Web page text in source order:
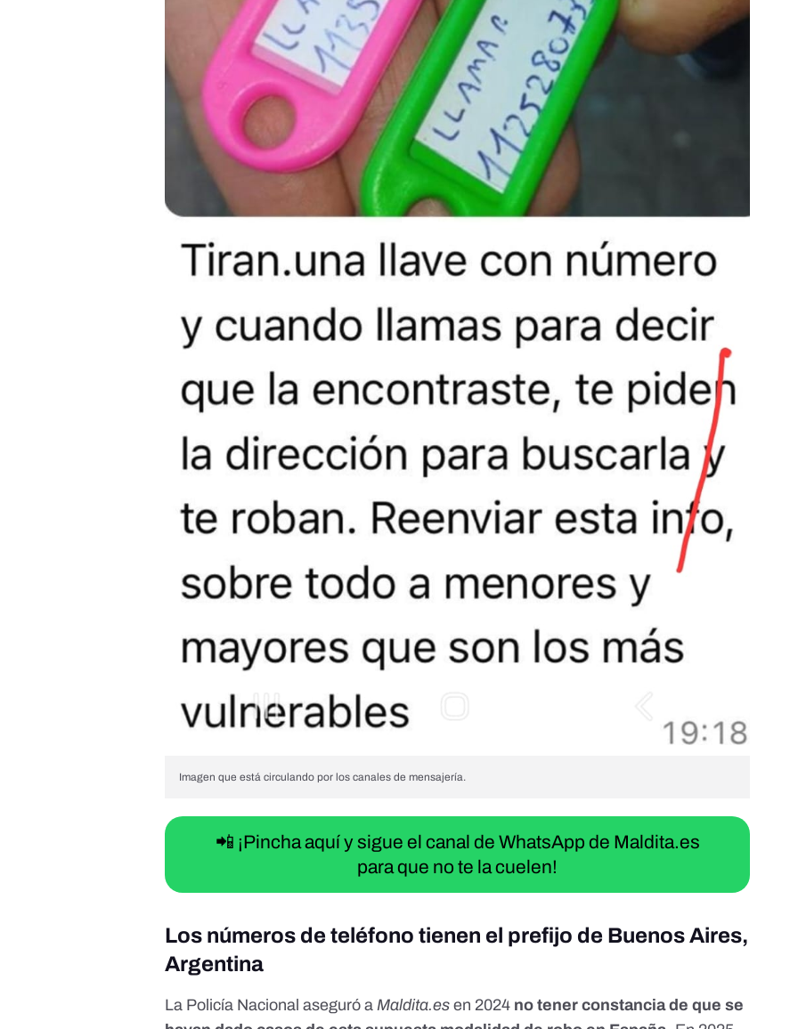
Imagen que está circulando por los canales de mensajería.
📲 ¡Pincha aquí y sigue el canal de WhatsApp de Maldita.es
para que no te la cuelen!
Los números de teléfono tienen el prefijo de Buenos Aires,
Argentina
La Policía Nacional aseguró a Maldita.es en 2024 no tener constancia de que se